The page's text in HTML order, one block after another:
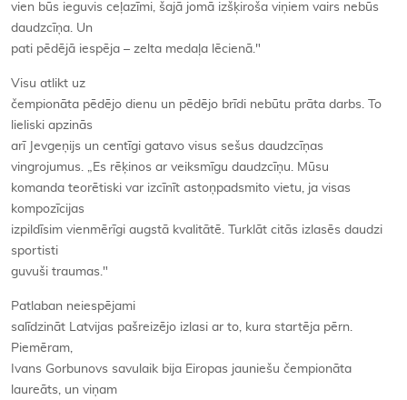
vien būs ieguvis ceļazīmi, šajā jomā izšķiroša viņiem vairs nebūs
daudzcīņa. Un
pati pēdējā iespēja – zelta medaļa lēcienā."
Visu atlikt uz
čempionāta pēdējo dienu un pēdējo brīdi nebūtu prāta darbs. To
lieliski apzinās
arī Jevgeņijs un centīgi gatavo visus sešus daudzcīņas
vingrojumus. „Es rēķinos ar veiksmīgu daudzcīņu. Mūsu
komanda teorētiski var izcīnīt astoņpadsmito vietu, ja visas
kompozīcijas
izpildīsim vienmērīgi augstā kvalitātē. Turklāt citās izlasēs daudzi
sportisti
guvuši traumas."
Patlaban neiespējami
salīdzināt Latvijas pašreizējo izlasi ar to, kura startēja pērn.
Piemēram,
Ivans Gorbunovs savulaik bija Eiropas jauniešu čempionāta
laureāts, un viņam